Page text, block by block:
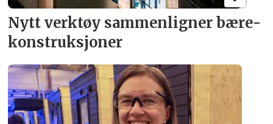
Nytt verktøy sammenligner bære­
konstruksjoner